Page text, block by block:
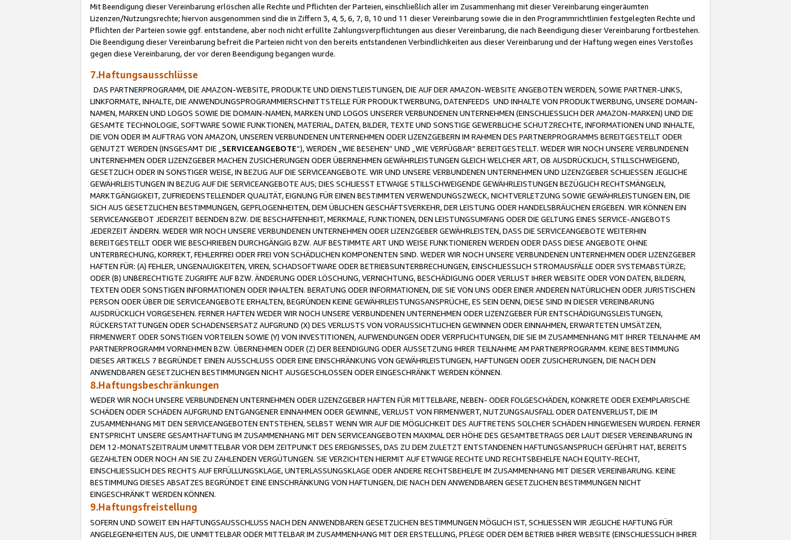
Mit Beendigung dieser Vereinbarung erlöschen alle Rechte und Pflichten der Parteien, einschließlich aller im Zusammenhang mit dieser Vereinbarung eingeräumten
Lizenzen/Nutzungsrechte; hiervon ausgenommen sind die in Ziffern 3, 4, 5, 6, 7, 8, 10 und 11 dieser Vereinbarung sowie die in den Programmrichtlinien festgelegten Rechte und
Pflichten der Parteien sowie ggf. entstandene, aber noch nicht erfüllte Zahlungsverpflichtungen aus dieser Vereinbarung, die nach Beendigung dieser Vereinbarung fortbestehen.
Die Beendigung dieser Vereinbarung befreit die Parteien nicht von den bereits entstandenen Verbindlichkeiten aus dieser Vereinbarung und der Haftung wegen eines Verstoßes
gegen diese Vereinbarung, der vor deren Beendigung begangen wurde.
7.Haftungsausschlüsse
DAS PARTNERPROGRAMM, DIE AMAZON-WEBSITE, PRODUKTE UND DIENSTLEISTUNGEN, DIE AUF DER AMAZON-WEBSITE ANGEBOTEN WERDEN, SOWIE PARTNER-LINKS,
LINKFORMATE, INHALTE, DIE ANWENDUNGSPROGRAMMIERSCHNITTSTELLE FÜR PRODUKTWERBUNG, DATENFEEDS UND INHALTE VON PRODUKTWERBUNG, UNSERE DOMAIN-
NAMEN, MARKEN UND LOGOS SOWIE DIE DOMAIN-NAMEN, MARKEN UND LOGOS UNSERER VERBUNDENEN UNTERNEHMEN (EINSCHLIESSLICH DER AMAZON-MARKEN) UND DIE
GESAMTE TECHNOLOGIE, SOFTWARE SOWIE FUNKTIONEN, MATERIAL, DATEN, BILDER, TEXTE UND SONSTIGE GEWERBLICHE SCHUTZRECHTE, INFORMATIONEN UND INHALTE,
DIE VON ODER IM AUFTRAG VON AMAZON, UNSEREN VERBUNDENEN UNTERNEHMEN ODER LIZENZGEBERN IM RAHMEN DES PARTNERPROGRAMMS BEREITGESTELLT ODER
GENUTZT WERDEN (INSGESAMT DIE „ SERVICEANGEBOTE“), WERDEN „WIE BESEHEN“ UND „WIE VERFÜGBAR“ BEREITGESTELLT. WEDER WIR NOCH UNSERE VERBUNDENEN
UNTERNEHMEN ODER LIZENZGEBER MACHEN ZUSICHERUNGEN ODER ÜBERNEHMEN GEWÄHRLEISTUNGEN GLEICH WELCHER ART, OB AUSDRÜCKLICH, STILLSCHWEIGEND,
GESETZLICH ODER IN SONSTIGER WEISE, IN BEZUG AUF DIE SERVICEANGEBOTE. WIR UND UNSERE VERBUNDENEN UNTERNEHMEN UND LIZENZGEBER SCHLIESSEN JEGLICHE
GEWÄHRLEISTUNGEN IN BEZUG AUF DIE SERVICEANGEBOTE AUS; DIES SCHLIESST ETWAIGE STILLSCHWEIGENDE GEWÄHRLEISTUNGEN BEZÜGLICH RECHTSMÄNGELN,
MARKTGÄNGIGKEIT, ZUFRIEDENSTELLENDER QUALITÄT, EIGNUNG FÜR EINEN BESTIMMTEN VERWENDUNGSZWECK, NICHTVERLETZUNG SOWIE GEWÄHRLEISTUNGEN EIN, DIE
SICH AUS GESETZLICHEN BESTIMMUNGEN, GEPFLOGENHEITEN, DEM ÜBLICHEN GESCHÄFTSVERKEHR, DER LEISTUNG ODER HANDELSBRÄUCHEN ERGEBEN. WIR KÖNNEN EIN
SERVICEANGEBOT JEDERZEIT BEENDEN BZW. DIE BESCHAFFENHEIT, MERKMALE, FUNKTIONEN, DEN LEISTUNGSUMFANG ODER DIE GELTUNG EINES SERVICE-ANGEBOTS
JEDERZEIT ÄNDERN. WEDER WIR NOCH UNSERE VERBUNDENEN UNTERNEHMEN ODER LIZENZGEBER GEWÄHRLEISTEN, DASS DIE SERVICEANGEBOTE WEITERHIN
BEREITGESTELLT ODER WIE BESCHRIEBEN DURCHGÄNGIG BZW. AUF BESTIMMTE ART UND WEISE FUNKTIONIEREN WERDEN ODER DASS DIESE ANGEBOTE OHNE
UNTERBRECHUNG, KORREKT, FEHLERFREI ODER FREI VON SCHÄDLICHEN KOMPONENTEN SIND. WEDER WIR NOCH UNSERE VERBUNDENEN UNTERNEHMEN ODER LIZENZGEBER
HAFTEN FÜR: (A) FEHLER, UNGENAUIGKEITEN, VIREN, SCHADSOFTWARE ODER BETRIEBSUNTERBRECHUNGEN, EINSCHLIESSLICH STROMAUSFÄLLE ODER SYSTEMABSTÜRZE;
ODER (B) UNBERECHTIGTE ZUGRIFFE AUF BZW. ÄNDERUNG ODER LÖSCHUNG, VERNICHTUNG, BESCHÄDIGUNG ODER VERLUST IHRER WEBSITE ODER VON DATEN, BILDERN,
TEXTEN ODER SONSTIGEN INFORMATIONEN ODER INHALTEN. BERATUNG ODER INFORMATIONEN, DIE SIE VON UNS ODER EINER ANDEREN NATÜRLICHEN ODER JURISTISCHEN
PERSON ODER ÜBER DIE SERVICEANGEBOTE ERHALTEN, BEGRÜNDEN KEINE GEWÄHRLEISTUNGSANSPRÜCHE, ES SEIN DENN, DIESE SIND IN DIESER VEREINBARUNG
AUSDRÜCKLICH VORGESEHEN. FERNER HAFTEN WEDER WIR NOCH UNSERE VERBUNDENEN UNTERNEHMEN ODER LIZENZGEBER FÜR ENTSCHÄDIGUNGSLEISTUNGEN,
RÜCKERSTATTUNGEN ODER SCHADENSERSATZ AUFGRUND (X) DES VERLUSTS VON VORAUSSICHTLICHEN GEWINNEN ODER EINNAHMEN, ERWARTETEN UMSÄTZEN,
FIRMENWERT ODER SONSTIGEN VORTEILEN SOWIE (Y) VON INVESTITIONEN, AUFWENDUNGEN ODER VERPFLICHTUNGEN, DIE SIE IM ZUSAMMENHANG MIT IHRER TEILNAHME AM
PARTNERPROGRAMM VORNEHMEN BZW. ÜBERNEHMEN ODER (Z) DER BEENDIGUNG ODER AUSSETZUNG IHRER TEILNAHME AM PARTNERPROGRAMM. KEINE BESTIMMUNG
DIESES ARTIKELS 7 BEGRÜNDET EINEN AUSSCHLUSS ODER EINE EINSCHRÄNKUNG VON GEWÄHRLEISTUNGEN, HAFTUNGEN ODER ZUSICHERUNGEN, DIE NACH DEN
ANWENDBAREN GESETZLICHEN BESTIMMUNGEN NICHT AUSGESCHLOSSEN ODER EINGESCHRÄNKT WERDEN KÖNNEN.
8.Haftungsbeschränkungen
WEDER WIR NOCH UNSERE VERBUNDENEN UNTERNEHMEN ODER LIZENZGEBER HAFTEN FÜR MITTELBARE, NEBEN- ODER FOLGESCHÄDEN, KONKRETE ODER EXEMPLARISCHE
SCHÄDEN ODER SCHÄDEN AUFGRUND ENTGANGENER EINNAHMEN ODER GEWINNE, VERLUST VON FIRMENWERT, NUTZUNGSAUSFALL ODER DATENVERLUST, DIE IM
ZUSAMMENHANG MIT DEN SERVICEANGEBOTEN ENTSTEHEN, SELBST WENN WIR AUF DIE MÖGLICHKEIT DES AUFTRETENS SOLCHER SCHÄDEN HINGEWIESEN WURDEN. FERNER
ENTSPRICHT UNSERE GESAMTHAFTUNG IM ZUSAMMENHANG MIT DEN SERVICEANGEBOTEN MAXIMAL DER HÖHE DES GESAMTBETRAGS DER LAUT DIESER VEREINBARUNG IN
DEM 12-MONATSZEITRAUM UNMITTELBAR VOR DEM ZEITPUNKT DES EREIGNISSES, DAS ZU DEM ZULETZT ENTSTANDENEN HAFTUNGSANSPRUCH GEFÜHRT HAT, BEREITS
GEZAHLTEN ODER NOCH AN SIE ZU ZAHLENDEN VERGÜTUNGEN. SIE VERZICHTEN HIERMIT AUF ETWAIGE RECHTE UND RECHTSBEHELFE NACH EQUITY-RECHT,
EINSCHLIESSLICH DES RECHTS AUF ERFÜLLUNGSKLAGE, UNTERLASSUNGSKLAGE ODER ANDERE RECHTSBEHELFE IM ZUSAMMENHANG MIT DIESER VEREINBARUNG. KEINE
BESTIMMUNG DIESES ABSATZES BEGRÜNDET EINE EINSCHRÄNKUNG VON HAFTUNGEN, DIE NACH DEN ANWENDBAREN GESETZLICHEN BESTIMMUNGEN NICHT
EINGESCHRÄNKT WERDEN KÖNNEN.
9.Haftungsfreistellung
SOFERN UND SOWEIT EIN HAFTUNGSAUSSCHLUSS NACH DEN ANWENDBAREN GESETZLICHEN BESTIMMUNGEN MÖGLICH IST, SCHLIESSEN WIR JEGLICHE HAFTUNG FÜR
ANGELEGENHEITEN AUS, DIE UNMITTELBAR ODER MITTELBAR IM ZUSAMMENHANG MIT DER ERSTELLUNG, PFLEGE ODER DEM BETRIEB IHRER WEBSITE (EINSCHLIESSLICH IHRER